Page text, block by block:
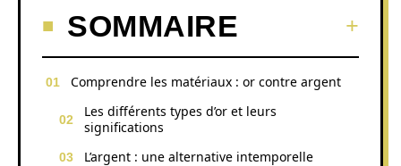
SOMMAIRE
Comprendre les matériaux : or contre argent
Les différents types d’or et leurs
significations
L’argent : une alternative intemporelle